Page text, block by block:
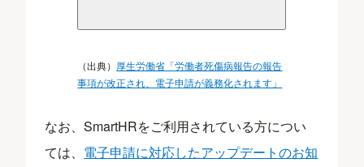
（出典） 厚生労働省「労働者死傷病報告の報告
事項が改正され、電子申請が義務化されます」
なお、SmartHRをご利用されている方につい
ては、 電子申請に対応したアップデートのお知